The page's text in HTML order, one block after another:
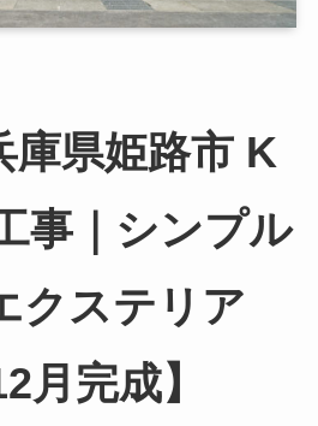
庫県姫路市 K
事｜シンプル
クステリア
月完成】